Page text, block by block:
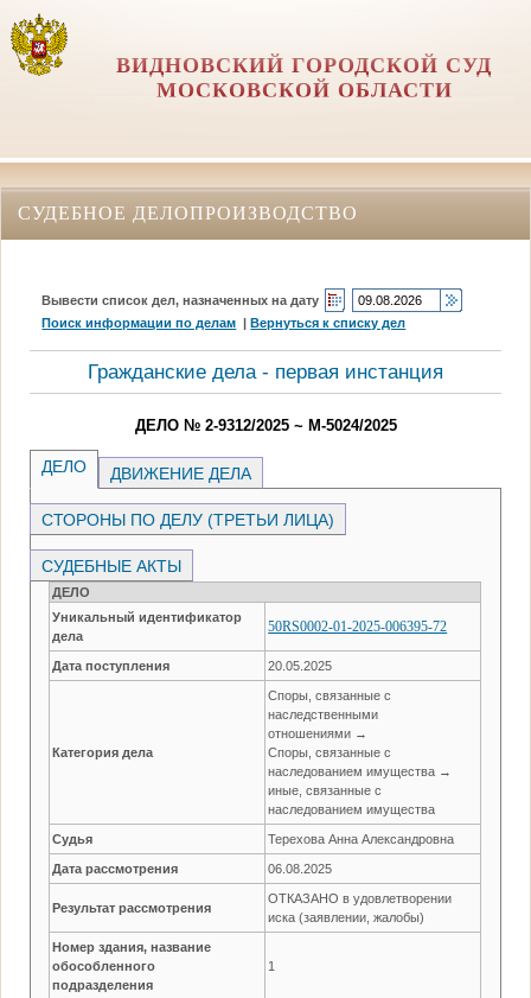
ВИДНОВСКИЙ ГОРОДСКОЙ СУД
МОСКОВСКОЙ ОБЛАСТИ
СУДЕБНОЕ ДЕЛОПРОИЗВОДСТВО
Вывести список дел, назначенных на дату
Поиск информации по делам |Вернуться к списку дел
Гражданские дела - первая инстанция
ДЕЛО № 2-9312/2025 ~ М-5024/2025
ДЕЛО ДВИЖЕНИЕ ДЕЛА
СТОРОНЫ ПО ДЕЛУ (ТРЕТЬИ ЛИЦА)
СУДЕБНЫЕ АКТЫ
ДЕЛО
Уникальный идентификатор
дела
50RS0002-01-2025-006395-72
Дата поступления 20.05.2025
Категория дела
Споры, связанные с
наследственными
отношениями →
Споры, связанные с
наследованием имущества →
иные, связанные с
наследованием имущества
Судья Терехова Анна Александровна
Дата рассмотрения 06.08.2025
Результат рассмотрения
ОТКАЗАНО в удовлетворении
иска (заявлении, жалобы)
Номер здания, название
обособленного
подразделения
1